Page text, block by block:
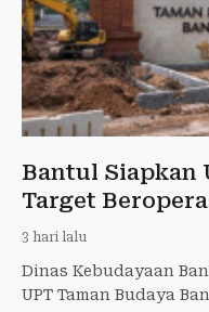
Bantul Siapkan
Target
3 hari lalu
Dinas Kebudayaan
UPT Taman Budaya